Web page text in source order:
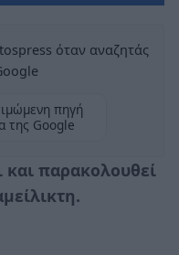
όταν αναζητάς
πηγή
της Google
και παρακολουθεί